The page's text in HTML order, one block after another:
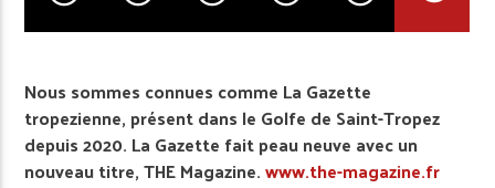
Nous sommes connues comme La Gazette
tropezienne, présent dans le Golfe de Saint-Tropez
depuis 2020. La Gazette fait peau neuve avec un
nouveau titre, THE Magazine.www.the-magazine.fr